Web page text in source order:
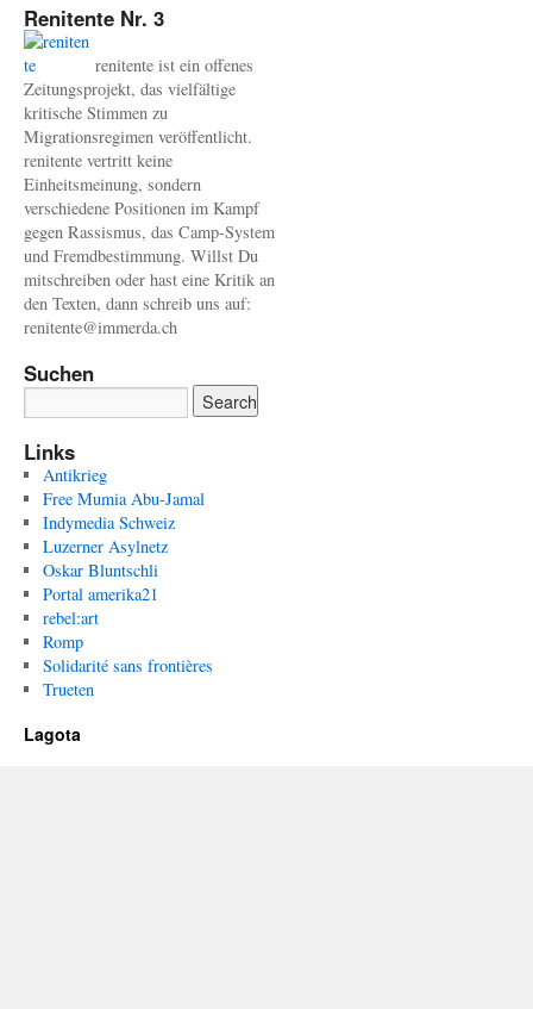
Renitente Nr. 3
renitente ist ein offenes
Zeitungsprojekt, das vielfältige
kritische Stimmen zu
Migrationsregimen veröffentlicht.
renitente vertritt keine
Einheitsmeinung, sondern
verschiedene Positionen im Kampf
gegen Rassismus, das Camp-System
und Fremdbestimmung. Willst Du
mitschreiben oder hast eine Kritik an
den Texten, dann schreib uns auf:
renitente@immerda.ch
Suchen
Links
Antikrieg
Free Mumia Abu-Jamal
Indymedia Schweiz
Luzerner Asylnetz
Oskar Bluntschli
Portal amerika21
rebel:art
Romp
Solidarité sans frontières
Trueten
Lagota